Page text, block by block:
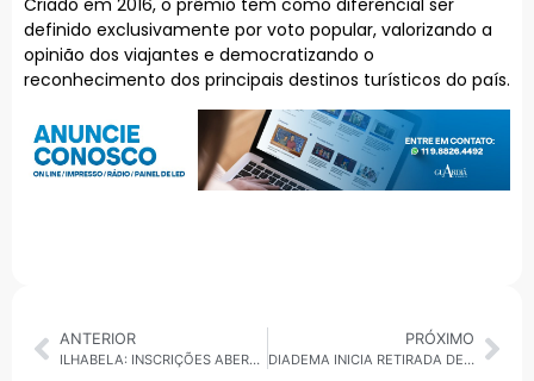
definido exclusivamente por voto popular, valorizando a
opinião dos viajantes e democratizando o
reconhecimento dos principais destinos turísticos do país.
ANTERIOR
ILHABELA: INSCRIÇÕES ABERTAS PARA O CONCURSO DE CANTO “A VOZ DA ILHA” 2025
PRÓXIMO
DIADEMA INICIA RETIRADA DE AMBULANTES IRREGULARES